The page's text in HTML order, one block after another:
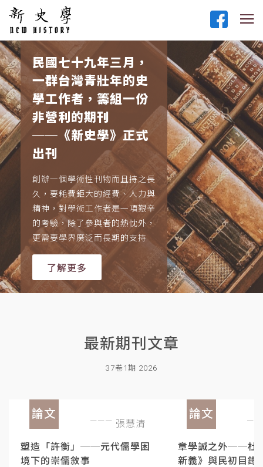
民國七十九年三月，
一群台灣青壯年的史
學工作者，籌組一份
非營利的期刊
──《新史學》正式
出刊
創辦一個學術性刊物而且持之長
久，要耗費鉅大的經費、人力與
精神，對學術工作者是一項艱辛
的考驗，除了參與者的熱忱外，
更需要學界廣泛而長期的支持
了解更多
最新期刊文章
37卷1期 2026
論文
張慧清
塑造「許衡」──元代儒學困
境下的崇儒敘事
論文
章學誠之外──杜
新義》與民初目錄